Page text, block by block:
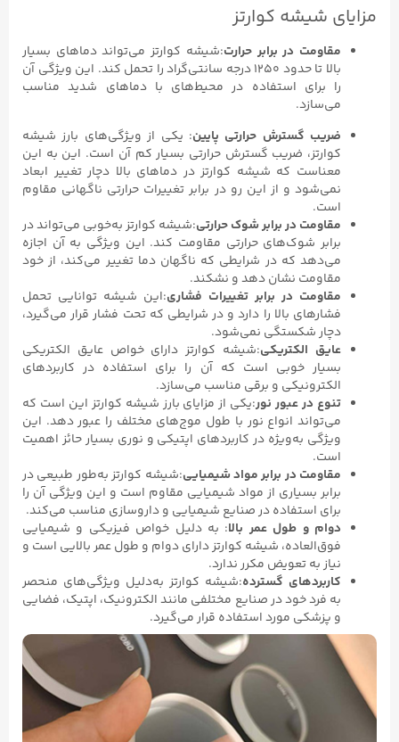
مزایای شیشه کوارتز
مقاومت در برابر حرارت:شیشه کوارتز می‌تواند دماهای بسیار
بالا تا حدود ۱۲۵۰ درجه سانتی‌گراد را تحمل کند. این ویژگی آن
را برای استفاده در محیط‌های با دماهای شدید مناسب
می‌سازد.
ضریب گسترش حرارتی پایین: یکی از ویژگی‌های بارز شیشه
کوارتز، ضریب گسترش حرارتی بسیار کم آن است. این به این
معناست که شیشه کوارتز در دماهای بالا دچار تغییر ابعاد
نمی‌شود و از این رو در برابر تغییرات حرارتی ناگهانی مقاوم
است.
مقاومت در برابر شوک حرارتی:شیشه کوارتز به‌خوبی می‌تواند در
برابر شوک‌های حرارتی مقاومت کند. این ویژگی به آن اجازه
می‌دهد که در شرایطی که ناگهان دما تغییر می‌کند، از خود
مقاومت نشان دهد و نشکند.
مقاومت در برابر تغییرات فشاری:این شیشه توانایی تحمل
فشارهای بالا را دارد و در شرایطی که تحت فشار قرار می‌گیرد،
دچار شکستگی نمی‌شود.
عایق الکتریکی:شیشه کوارتز دارای خواص عایق الکتریکی
بسیار خوبی است که آن را برای استفاده در کاربردهای
الکترونیکی و برقی مناسب می‌سازد.
تنوع در عبور نور:یکی از مزایای بارز شیشه کوارتز این است که
می‌تواند انواع نور با طول موج‌های مختلف را عبور دهد. این
ویژگی به‌ویژه در کاربردهای اپتیکی و نوری بسیار حائز اهمیت
است.
مقاومت در برابر مواد شیمیایی:شیشه کوارتز به‌طور طبیعی در
برابر بسیاری از مواد شیمیایی مقاوم است و این ویژگی آن را
برای استفاده در صنایع شیمیایی و داروسازی مناسب می‌کند.
دوام و طول عمر بالا: به دلیل خواص فیزیکی و شیمیایی
فوق‌العاده، شیشه کوارتز دارای دوام و طول عمر بالایی است و
نیاز به تعویض مکرر ندارد.
کاربردهای گسترده:شیشه کوارتز به‌دلیل ویژگی‌های منحصر
به فرد خود در صنایع مختلفی مانند الکترونیک، اپتیک، فضایی
و پزشکی مورد استفاده قرار می‌گیرد.